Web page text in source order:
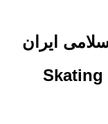
ایران
Skating